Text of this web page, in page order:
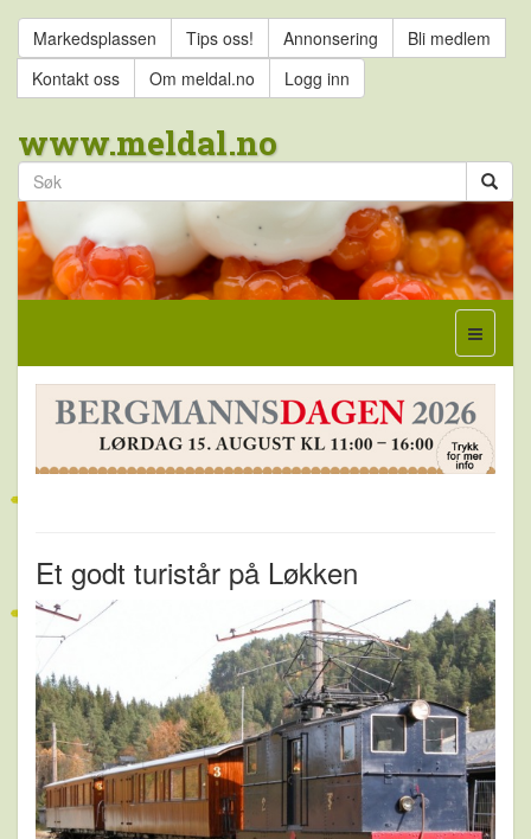
Markedsplassen Tips oss! Annonsering
Bli medlem
Kontakt oss
Om meldal.no Logg inn
www.meldal.no
Et godt turistår på Løkken